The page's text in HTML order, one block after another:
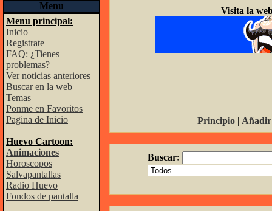
Menu
Menu principal:
Inicio
Registrate
FAQ: ¿Tienes
problemas?
Ver noticias anteriores
Buscar en la web
Temas
Ponme en Favoritos
Pagina de Inicio
Huevo Cartoon:
Animaciones
Horoscopos
Salvapantallas
Radio Huevo
Fondos de pantalla
Visita la
Principio| Añadir
Buscar: